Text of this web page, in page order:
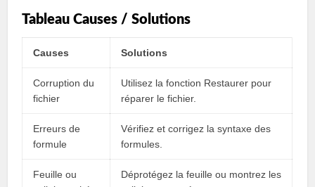
Tableau Causes / Solutions
Causes Solutions
Corruption du
fichier
Utilisez la fonction Restaurer pour
réparer le fichier.
Erreurs de
formule
Vérifiez et corrigez la syntaxe des
formules.
Feuille ou
Déprotégez la feuille ou montrez les